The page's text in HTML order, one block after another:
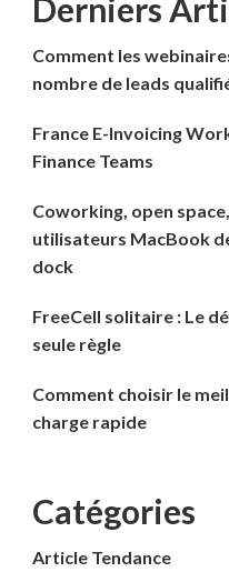
Derniers
Comment les
nombre de leads
France E-Invoicing
Finance Teams
Coworking, open
utilisateurs MacBook
dock
FreeCell solitaire : Le
seule règle
Comment choisir le
charge rapide
Catégories
Article Tendance